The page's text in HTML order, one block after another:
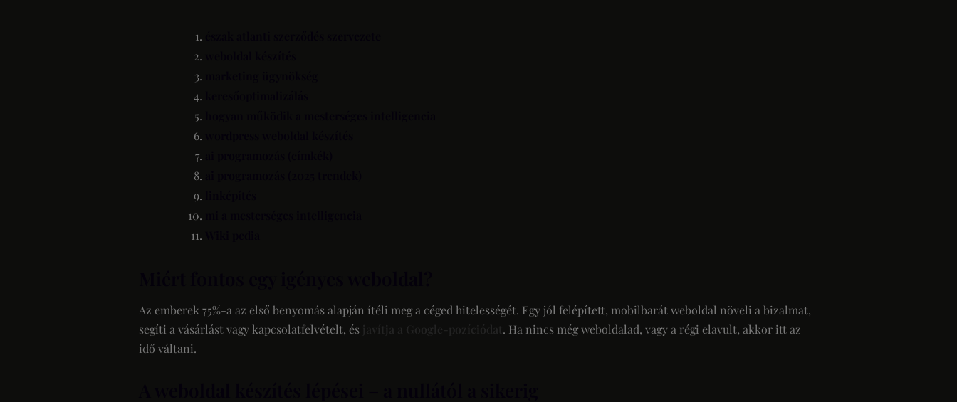
Az emberek 75%-a az első benyomás alapján ítéli meg a céged hitelességét. Egy jól felépített, mobilbarát weboldal növeli a bizalmat,
segíti a vásárlást vagy kapcsolatfelvételt, és
javítja a Google-pozíciódat . Ha nincs még weboldalad, vagy a régi elavult, akkor itt az
idő váltani.